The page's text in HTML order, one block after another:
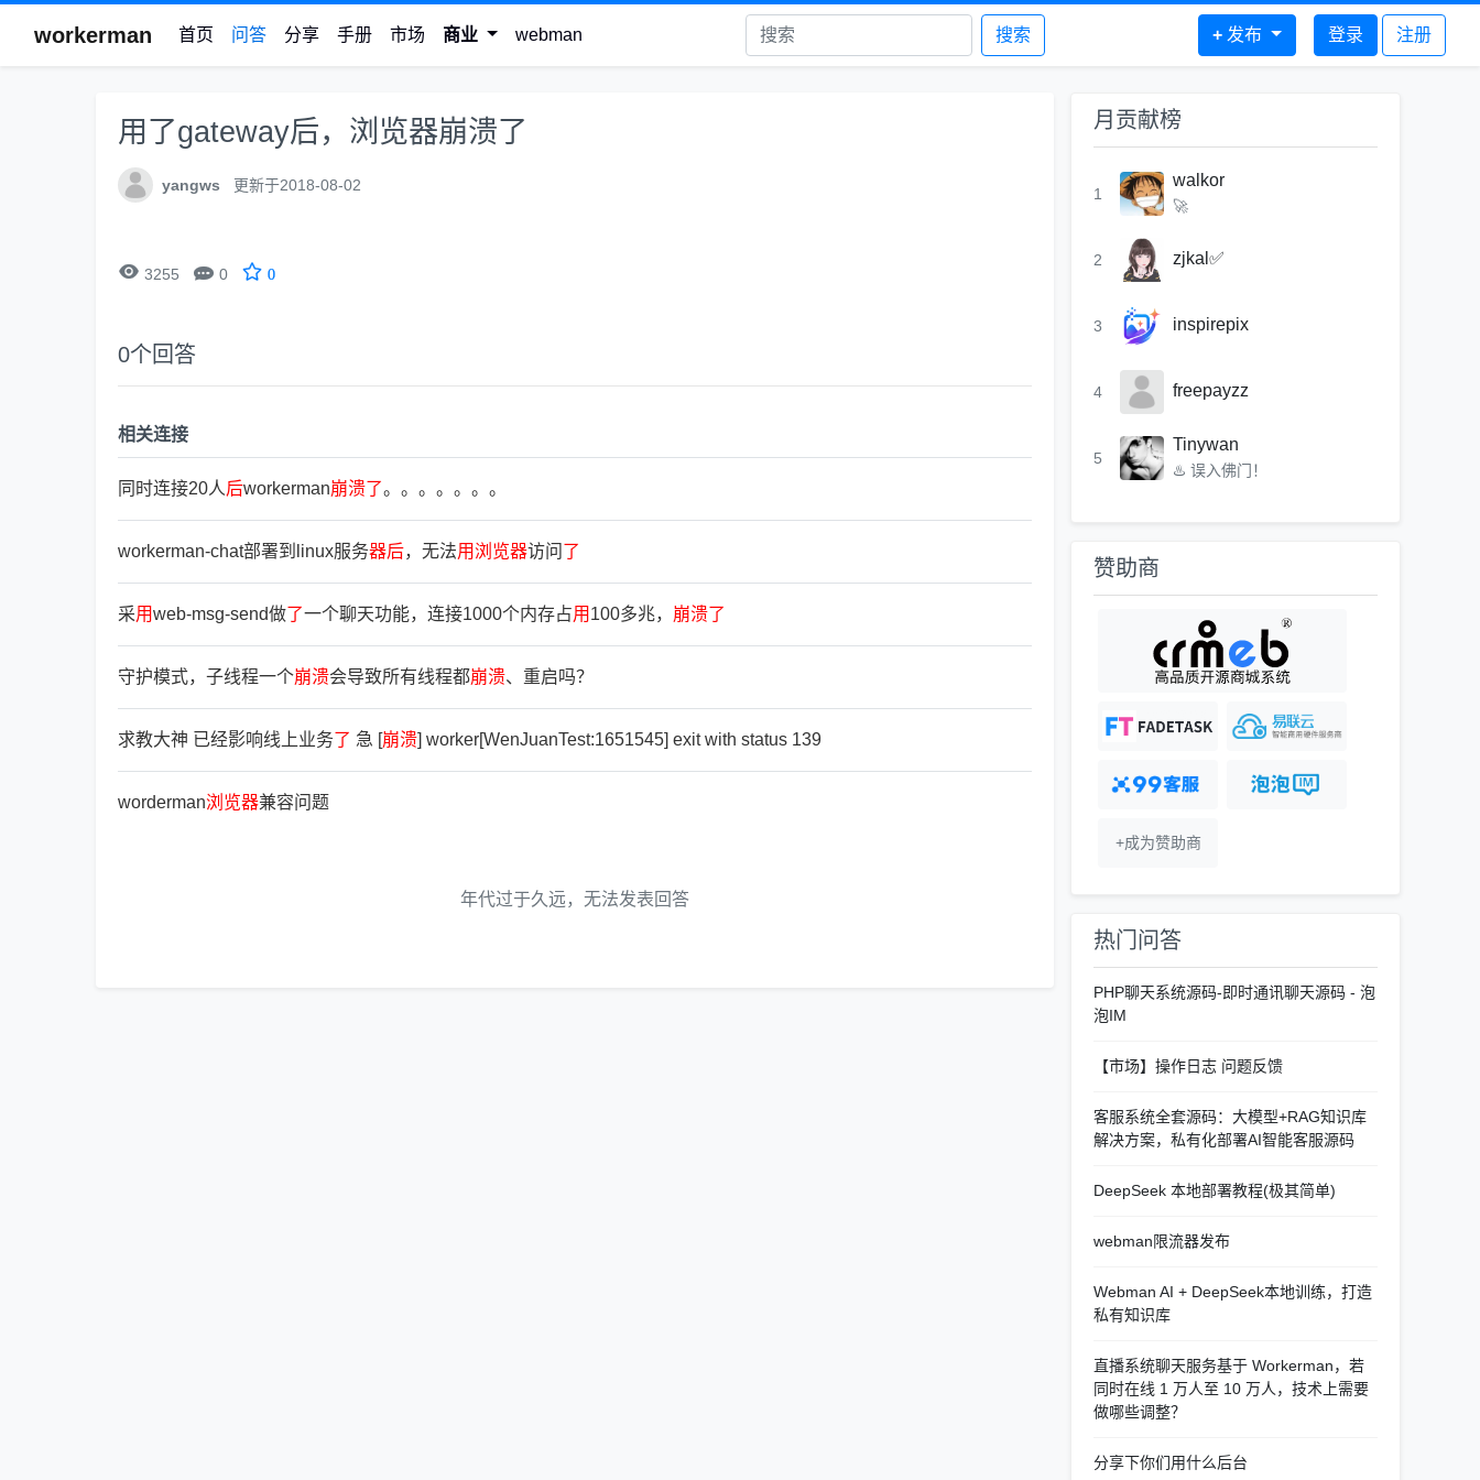
workerman 首页 问答 分享 手册 市场 商业 webman 搜索 + 发布 登录 注册
用了gateway后，浏览器崩溃了
yangws 更新于2018-08-02
 3255  0 0
0个回答
相关连接
同时连接20人后workerman崩溃了。。。。。。。
workerman-chat部署到linux服务器后，无法用 浏 览器访问 了
采用web-msg-send做了一个聊天功能，连接1000个内存占用 100多兆， 崩溃了
守护模式，子线程一个崩溃会导致所有线程都崩溃、重启吗？
求教大神 已经影响线上业务了 急 [崩溃] worker[WenJuanTest:1651545] exit with status 139
worderman浏 览器兼容问题
年代过于久远，无法发表回答
月贡献榜
1
walkor
🚀
2 zjkal✅
3 inspirepix
4 freepayzz
5
Tinywan
♨️ 误入佛门！
赞助商
+成为赞助商
热门问答
PHP聊天系统源码-即时通讯聊天源码 - 泡
泡IM
【市场】操作日志 问题反馈
客服系统全套源码：大模型+RAG知识库
解决方案，私有化部署AI智能客服源码
DeepSeek 本地部署教程(极其简单)
webman限流器发布
Webman AI + DeepSeek本地训练，打造
私有知识库
直播系统聊天服务基于 Workerman，若
同时在线 1 万人至 10 万人，技术上需要
做哪些调整？
分享下你们用什么后台